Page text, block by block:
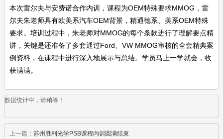
本次雷尔夫与安费诺合作内训，课程为OEM特殊要求MMOG，雷
尔夫朱老师具有欧美系汽车OEM背景，精通德系、美系OEM特殊
要求。培训过程中，朱老师对MMOG的每个条款进行了理解要点精
讲，关键是还准备了多套通过Ford、VW MMOG审核的全套精典案
例资料，在课程中进行深入地展示与总结。学员马上一学就会，收
获满满。
数据统计中，请稍等！
上一篇： 苏州胜利光学PSB课程内训圆满结束